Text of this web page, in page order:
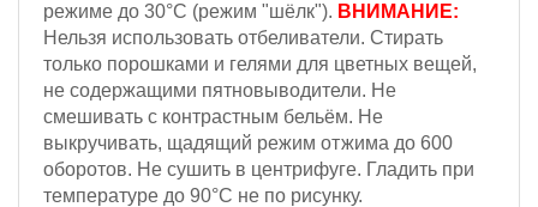
режиме до 30°С (режим "шёлк"). ВНИМАНИЕ:
Нельзя использовать отбеливатели. Стирать
только порошками и гелями для цветных вещей,
не содержащими пятновыводители. Не
смешивать с контрастным бельём. Не
выкручивать, щадящий режим отжима до 600
оборотов. Не сушить в центрифуге. Гладить при
температуре до 90°С не по рисунку.